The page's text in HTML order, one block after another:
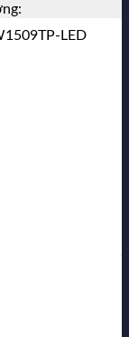
LED